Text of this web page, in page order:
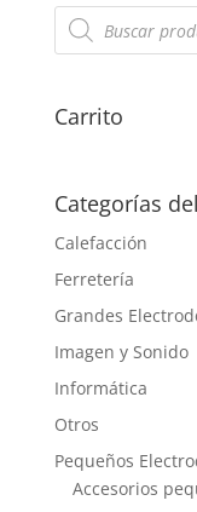
Búsqueda
de
productos
Carrito
Categorías
Calefacción
Ferretería
Grandes
Imagen y Sonido
Informática
Otros
Pequeños
Accesorios